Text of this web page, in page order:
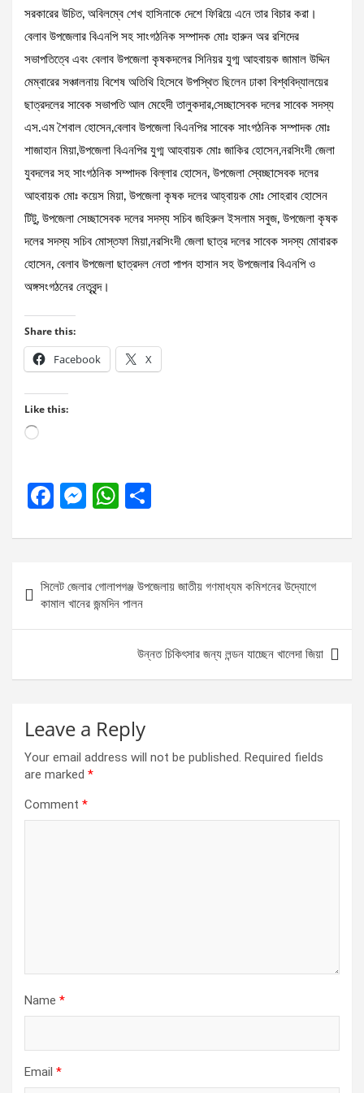
সরকারের উচিত, অবিলম্বে শেখ হাসিনাকে দেশে ফিরিয়ে এনে তার বিচার করা।
বেলাব উপজেলার বিএনপি সহ সাংগঠনিক সম্পাদক মোঃ হারুন অর রশিদের
সভাপতিত্বে এবং বেলাব উপজেলা কৃষকদলের সিনিয়র যুগ্ম আহবায়ক জামাল উদ্দিন
মেম্বারের সঞ্চালনায় বিশেষ অতিথি হিসেবে উপস্থিত ছিলেন ঢাকা বিশ্ববিদ্যালয়ের
ছাত্রদলের সাবেক সভাপতি আল মেহেদী তালুকদার,সেচ্ছাসেবক দলের সাবেক সদস্য
এস.এম শৈবাল হোসেন,বেলাব উপজেলা বিএনপির সাবেক সাংগঠনিক সম্পাদক মোঃ
শাজাহান মিয়া,উপজেলা বিএনপির যুগ্ম আহবায়ক মোঃ জাকির হোসেন,নরসিংদী জেলা
যুবদলের সহ সাংগঠনিক সম্পাদক বিল্লার হোসেন, উপজেলা স্বেচ্ছাসেবক দলের
আহবায়ক মোঃ কয়েস মিয়া, উপজেলা কৃষক দলের আহ্বায়ক মোঃ সোহরাব হোসেন
টিটু, উপজেলা সেচ্ছাসেবক দলের সদস্য সচিব জহিরুল ইসলাম সবুজ, উপজেলা কৃষক
দলের সদস্য সচিব মোস্তফা মিয়া,নরসিংদী জেলা ছাত্র দলের সাবেক সদস্য মোবারক
হোসেন, বেলাব উপজেলা ছাত্রদল নেতা পাপন হাসান সহ উপজেলার বিএনপি ও
অঙ্গসংগঠনের নেতৃবৃন্দ।
Share this:
Facebook X
Like this:
Loading…
F
ce
b
o
o
M
se
g
er
W
at
A
p
ar
Post
navigation
সিলেট জেলার গোলাপগঞ্জ উপজেলায় জাতীয় গণমাধ্যম কমিশনের উদ্যোগে
কামাল খানের জন্মদিন পালন
উন্নত চিকিৎসার জন্য লন্ডন যাচ্ছেন খালেদা জিয়া
Leave a Reply
Your email address will not be published. Required fields
are marked *
Comment *
Name *
Email *